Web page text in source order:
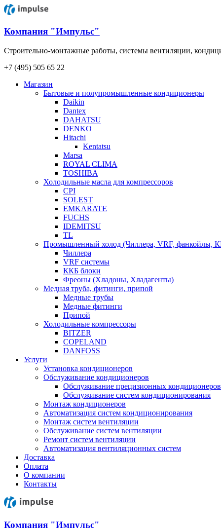
Компания "Импульс"
Строительно-монтажные работы, системы вентиляции,
+7 (495) 505 65 22
Магазин
Бытовые и полупромышленные кондиционеры
Daikin
Dantex
DAHATSU
DENKO
Hitachi
Kentatsu
Marsa
ROYAL CLIMA
TOSHIBA
Холодильные масла для компрессоров
CPI
SOLEST
EMKARATE
FUCHS
IDEMITSU
TL
Промышленный холод (Чиллера, VRF, фанкойлы,
Чиллера
VRF системы
ККБ блоки
Фреоны (Хладоны, Хладагенты)
Медная труба, фитинги, припой
Медные трубы
Медные фитинги
Припой
Холодильные компрессоры
BITZER
COPELAND
DANFOSS
Услуги
Установка кондиционеров
Обслуживание кондиционеров
Обслуживание прецизионных кондиционеров
Обслуживание систем кондиционирования
Монтаж кондиционеров
Автоматизация систем кондиционирования
Монтаж систем вентиляции
Обслуживание систем вентиляции
Ремонт систем вентиляции
Автоматизация вентиляционных систем
Доставка
Оплата
О компании
Контакты
Компания "Импульс"